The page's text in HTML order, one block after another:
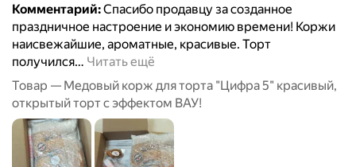
Комментарий:Спасибо продавцу за созданное
праздничное настроение и экономию времени! Коржи
наисвежайшие, ароматные, красивые. Торт
получился… Читать ещё
Товар — Медовый корж для торта "Цифра 5" красивый,
открытый торт с эффектом ВАУ!